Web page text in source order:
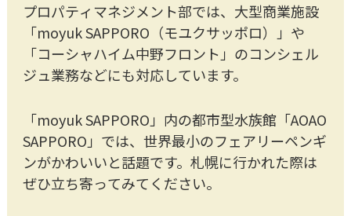
プロパティマネジメント部では、大型商業施設
「moyuk SAPPORO（モユクサッポロ）」や
「コーシャハイム中野フロント」のコンシェル
ジュ業務などにも対応しています。
「moyuk SAPPORO」内の都市型水族館「AOAO
SAPPORO」では、世界最小のフェアリーペンギ
ンがかわいいと話題です。札幌に行かれた際は
ぜひ立ち寄ってみてください。